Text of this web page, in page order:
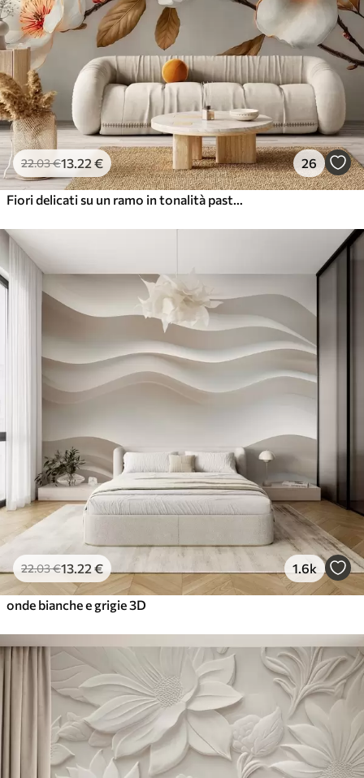
22.03€13 .22 € 26
22.03€13 .22 € 1.6k
onde bianche e grigie 3D